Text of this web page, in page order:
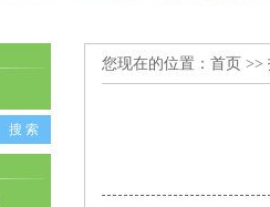
您现在的位置： 首页 >>